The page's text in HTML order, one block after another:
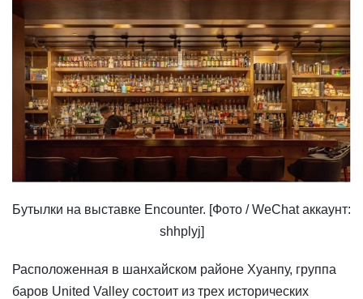
Бутылки на выставке Encounter. [Фото / WeChat аккаунт:
shhplyj]
Расположенная в шанхайском районе Хуанпу, группа
баров United Valley состоит из трех исторических